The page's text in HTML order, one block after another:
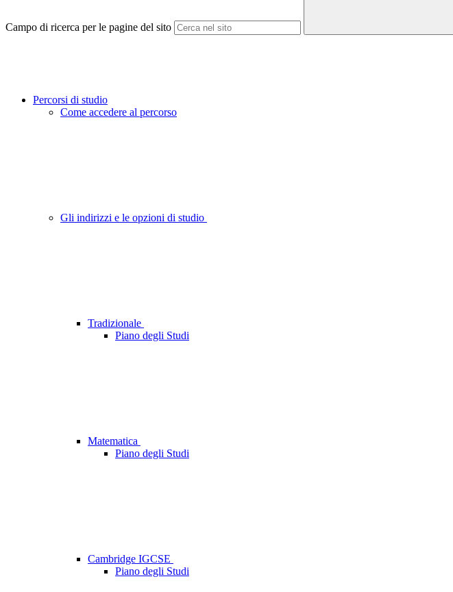
Campo di ricerca per le pagine del sito
Percorsi di studio
Come accedere al percorso
Gli indirizzi e le opzioni di studio
Tradizionale
Piano degli Studi
Matematica
Piano degli Studi
Cambridge IGCSE
Piano degli Studi